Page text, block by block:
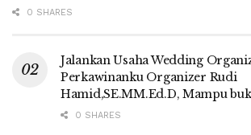
0 SHARES
Jalankan Usaha Wedding
Perkawinanku Organizer Rudi
Hamid,SE.MM.Ed.D, Mampu
0 SHARES